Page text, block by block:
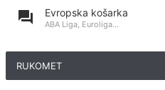
Evropska košarka
ABA Liga, Euroliga...
RUKOMET